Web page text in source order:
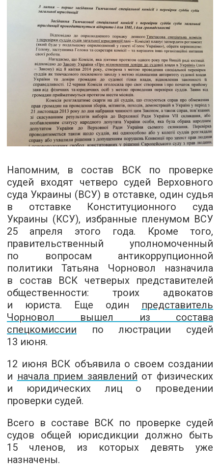
Напомним, в состав ВСК по проверке
судей входят четверо судей Верховного
суда Украины (ВСУ) в отставке, один судья
в отставке Конституционного суда
Украины (КСУ), избранные пленумом ВСУ
25 апреля этого года. Кроме того,
правительственный уполномоченный
по вопросам антикоррупционной
политики Татьяна Чорновол назначила
в состав ВСК четверых представителей
общественности: троих адвокатов
и юриста. Еще один представитель
Чорновол вышел из состава
спецкомиссии по люстрации судей
13 июня.
12 июня ВСК объявила о своем создании
и начала прием заявлений от физических
и юридических лиц о проведении
проверки судей.
Всего в составе ВСК по проверке судей
судов общей юрисдикции должно быть
15 членов, из которых девять уже
назначены.